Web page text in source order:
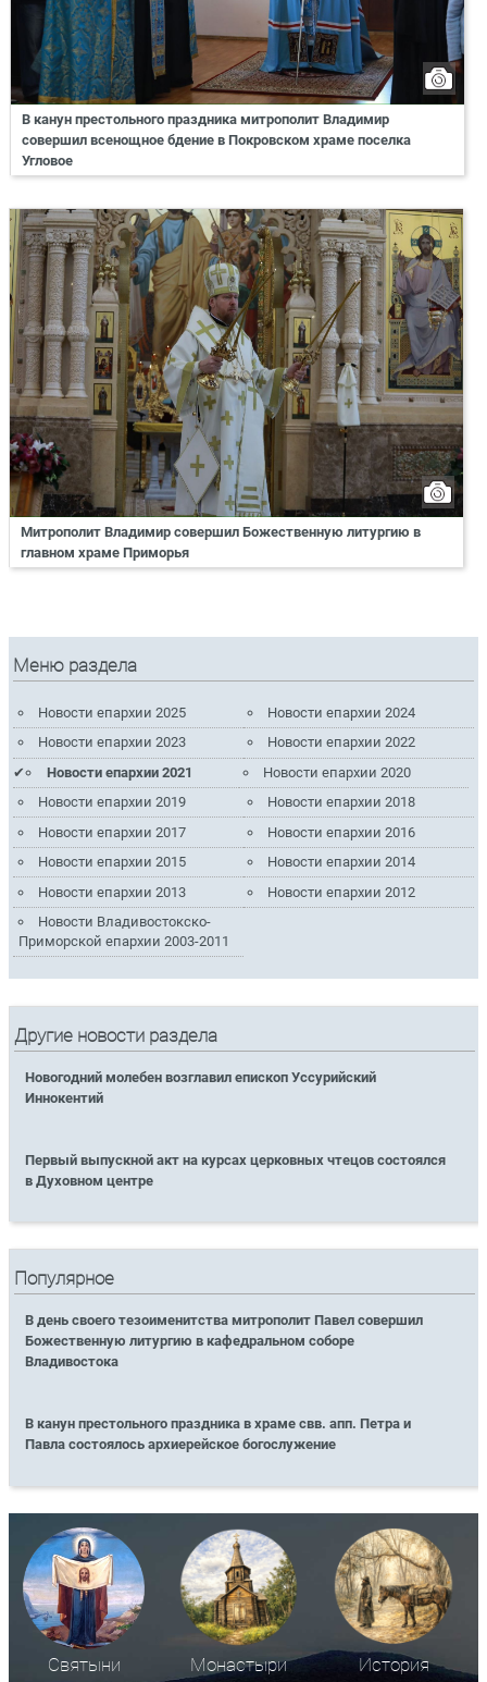
В канун престольного праздника митрополит Владимир
совершил всенощное бдение в Покровском храме поселка
Угловое
Митрополит Владимир совершил Божественную литургию в
главном храме Приморья
Меню раздела
Новости епархии 2025
Новости епархии 2024
Новости епархии 2023
Новости епархии 2022
Новости епархии 2021
Новости епархии 2020
Новости епархии 2019
Новости епархии 2018
Новости епархии 2017
Новости епархии 2016
Новости епархии 2015
Новости епархии 2014
Новости епархии 2013
Новости епархии 2012
Новости Владивостокско-
Приморской епархии 2003-2011
Другие новости раздела
Новогодний молебен возглавил епископ Уссурийский
Иннокентий
Первый выпускной акт на курсах церковных чтецов состоялся
в Духовном центре
Популярное
В день своего тезоименитства митрополит Павел совершил
Божественную литургию в кафедральном соборе
Владивостока
В канун престольного праздника в храме свв. апп. Петра и
Павла состоялось архиерейское богослужение
Святыни Монастыри История